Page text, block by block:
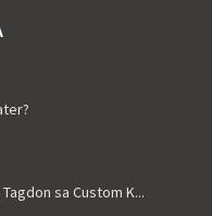
sa Custom K...